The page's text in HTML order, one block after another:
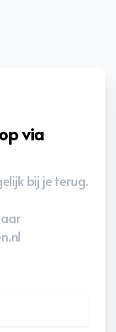
via
bij je terug.